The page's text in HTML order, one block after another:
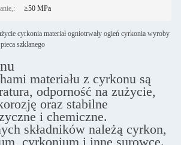
≥50 MPa
cyrkonia materiał ogniotrwały ogień cyrkonia wyroby
szklanego
materiału z cyrkonu są
odporność na zużycie,
oraz stabilne
i chemiczne.
składników należą cyrkon,
cyrkonium i inne surowce.